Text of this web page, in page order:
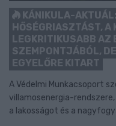
KÁNIKULA-
HŐSÉGRIASZTÁST, A
LEGKRITIKUSABB AZ
SZEMPONTJÁBÓL,
EGYELŐRE KITART
A Védelmi Munkacsoport
villamosenergia-
a lakosságot és a